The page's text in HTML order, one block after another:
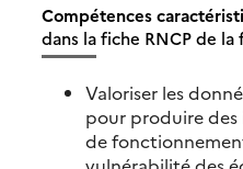
Compétences
dans la fiche RNCP de
Valoriser les
pour produire
de